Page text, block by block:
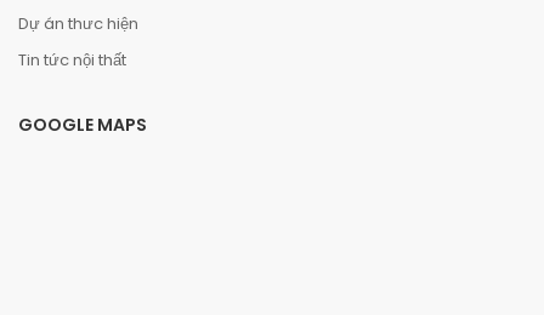
Dự án thưc hiện
Tin tức nội thất
GOOGLE MAPS